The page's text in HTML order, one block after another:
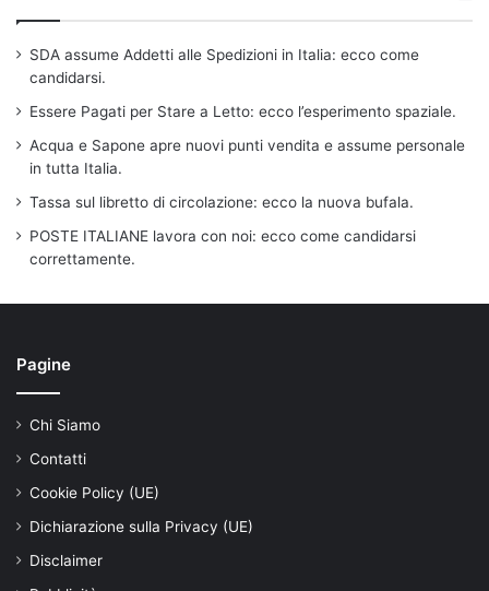
SDA assume Addetti alle Spedizioni in Italia: ecco come
candidarsi.
Essere Pagati per Stare a Letto: ecco l’esperimento spaziale.
Acqua e Sapone apre nuovi punti vendita e assume personale
in tutta Italia.
Tassa sul libretto di circolazione: ecco la nuova bufala.
POSTE ITALIANE lavora con noi: ecco come candidarsi
correttamente.
Pagine
Chi Siamo
Contatti
Cookie Policy (UE)
Dichiarazione sulla Privacy (UE)
Disclaimer